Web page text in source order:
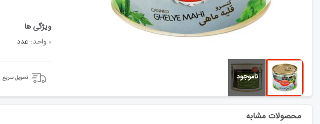
واحد: عدد
تحویل سریع
محصولات مشابه